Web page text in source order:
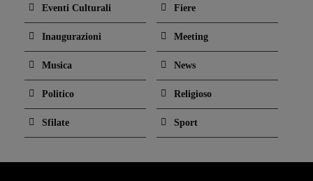
Eventi Culturali Fiere
Inaugurazioni Meeting
Musica News
Politico Religioso
Sfilate Sport